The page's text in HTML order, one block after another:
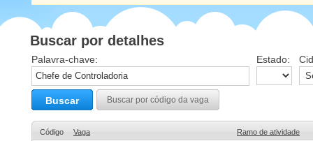
Buscar por detalhes
Palavra-chave: Estado:
Buscar Buscar por código da vaga
Código Vaga Ramo de atividade